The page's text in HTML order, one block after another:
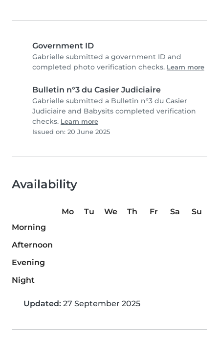
Government ID
Gabrielle submitted a government ID and
completed photo verification checks. Learn more
Bulletin n°3 du Casier Judiciaire
Gabrielle submitted a Bulletin n°3 du Casier
Judiciaire and Babysits completed verification
checks. Learn more
Issued on: 20 June 2025
Availability
Mo Tu We Th Fr Sa
Su
Morning
Afternoon
Evening
Night
Updated: 27 September 2025